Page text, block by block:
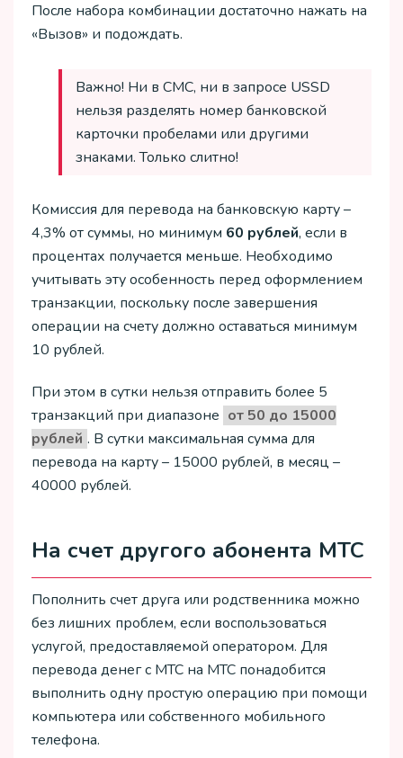
После набора комбинации достаточно нажать на
«Вызов» и подождать.
Важно! Ни в СМС, ни в запросе USSD
нельзя разделять номер банковской
карточки пробелами или другими
знаками. Только слитно!
Комиссия для перевода на банковскую карту –
4,3% от суммы, но минимум 60 рублей, если в
процентах получается меньше. Необходимо
учитывать эту особенность перед оформлением
транзакции, поскольку после завершения
операции на счету должно оставаться минимум
10 рублей.
При этом в сутки нельзя отправить более 5
транзакций при диапазоне от 50 до 15000
рублей . В сутки максимальная сумма для
перевода на карту – 15000 рублей, в месяц –
40000 рублей.
На счет другого абонента МТС
Пополнить счет друга или родственника можно
без лишних проблем, если воспользоваться
услугой, предоставляемой оператором. Для
перевода денег с МТС на МТС понадобится
выполнить одну простую операцию при помощи
компьютера или собственного мобильного
телефона.